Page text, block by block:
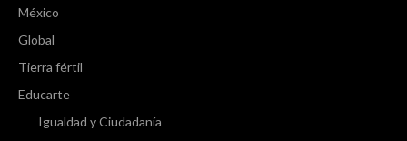
México
Global
Tierra fértil
Educarte
Igualdad y Ciudadanía